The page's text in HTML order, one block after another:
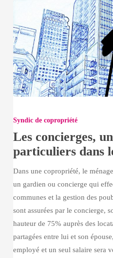
des
cas
particuliers
dans
charges
Syndic de copropriété
Les concierges,
particuliers dans
Dans une copropriété, le
un gardien ou concierge qui
communes et la gestion des
sont assurées par le concierge,
hauteur de 75% auprès des
partagées entre lui et son
employé et un seul salaire sera